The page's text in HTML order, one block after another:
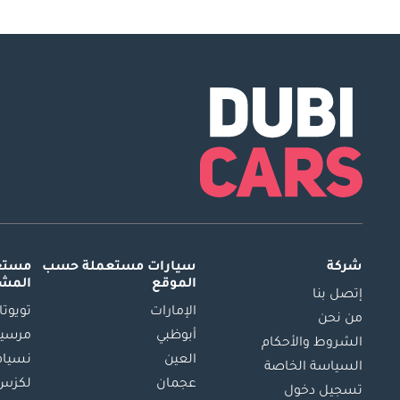
شركة
إتصل بنا
من نحن
الشروط والأحكام
السياسة الخاصة
تسجيل دخول
سيارات مستعملة حسب
الموقع
الإمارات
أبوظبي
العين
عجمان
تويوتا